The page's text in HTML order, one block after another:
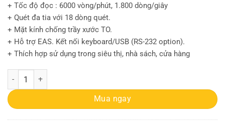
+ Tốc độ đọc : 6000 vòng/phút, 1.800 dòng/giây
+ Quét đa tia với 18 dòng quét.
+ Mặt kính chống trầy xước TO.
+ Hỗ trợ EAS. Kết nối keyboard/USB (RS-232 option).
+ Thích hợp sử dụng trong siêu thị, nhà sách, cửa hàng
Đầu đọc MAGELLAN 2300HS quantity
Mua ngay